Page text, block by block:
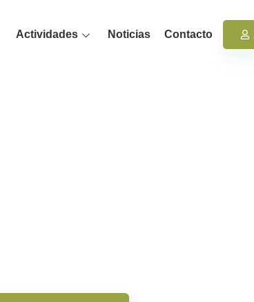
Actividades Noticias Contacto